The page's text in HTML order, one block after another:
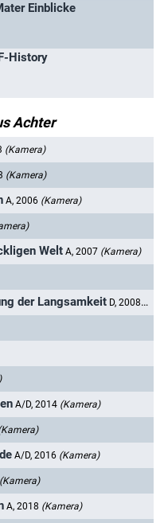
Einblicke
History
Achter
(Kamera)
(Kamera)
A, 2006 (Kamera)
Welt A, 2007 (Kamera)
der Langsamkeit D, 2008
A/D, 2014 (Kamera)
A/D, 2016 (Kamera)
(Kamera)
A, 2018 (Kamera)